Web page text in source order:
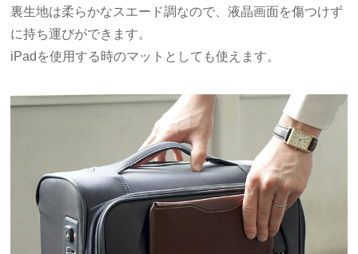
裏生地は柔らかなスエード調なので、液晶画面を傷つけず
に持ち運びができます。
iPadを使用する時のマットとしても使えます。